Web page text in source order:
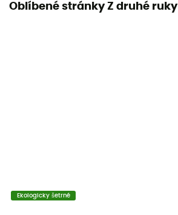
Oblíbené stránky Z druhé ruky
Ekologicky šetrné